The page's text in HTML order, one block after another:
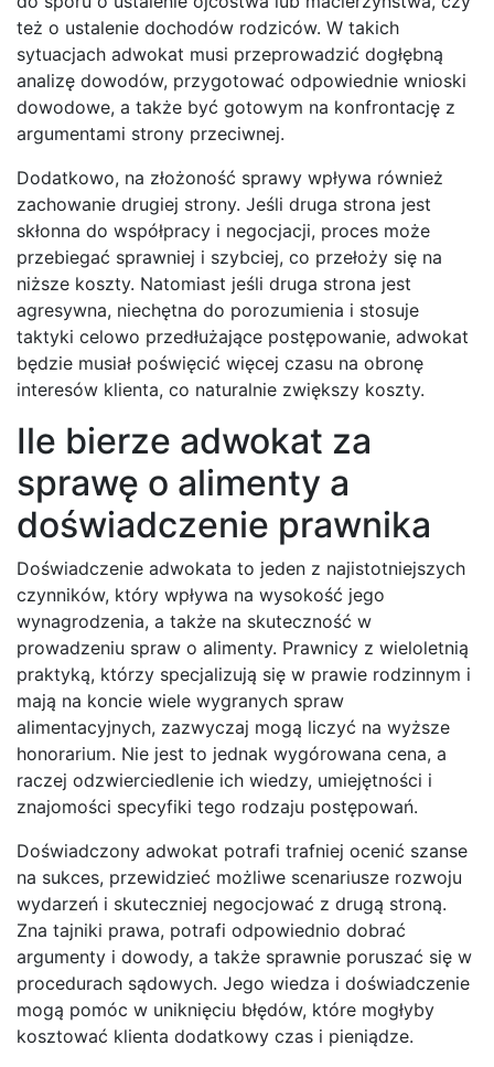
też o ustalenie dochodów rodziców. W takich
sytuacjach adwokat musi przeprowadzić dogłębną
analizę dowodów, przygotować odpowiednie wnioski
dowodowe, a także być gotowym na konfrontację z
argumentami strony przeciwnej.
Dodatkowo, na złożoność sprawy wpływa również
zachowanie drugiej strony. Jeśli druga strona jest
skłonna do współpracy i negocjacji, proces może
przebiegać sprawniej i szybciej, co przełoży się na
niższe koszty. Natomiast jeśli druga strona jest
agresywna, niechętna do porozumienia i stosuje
taktyki celowo przedłużające postępowanie, adwokat
będzie musiał poświęcić więcej czasu na obronę
interesów klienta, co naturalnie zwiększy koszty.
Ile bierze adwokat za
sprawę o alimenty a
doświadczenie prawnika
Doświadczenie adwokata to jeden z najistotniejszych
czynników, który wpływa na wysokość jego
wynagrodzenia, a także na skuteczność w
prowadzeniu spraw o alimenty. Prawnicy z wieloletnią
praktyką, którzy specjalizują się w prawie rodzinnym i
mają na koncie wiele wygranych spraw
alimentacyjnych, zazwyczaj mogą liczyć na wyższe
honorarium. Nie jest to jednak wygórowana cena, a
raczej odzwierciedlenie ich wiedzy, umiejętności i
znajomości specyfiki tego rodzaju postępowań.
Doświadczony adwokat potrafi trafniej ocenić szanse
na sukces, przewidzieć możliwe scenariusze rozwoju
wydarzeń i skuteczniej negocjować z drugą stroną.
Zna tajniki prawa, potrafi odpowiednio dobrać
argumenty i dowody, a także sprawnie poruszać się w
procedurach sądowych. Jego wiedza i doświadczenie
mogą pomóc w uniknięciu błędów, które mogłyby
kosztować klienta dodatkowy czas i pieniądze.